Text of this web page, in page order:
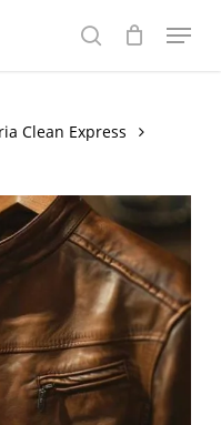
search
Menu
Clean Express